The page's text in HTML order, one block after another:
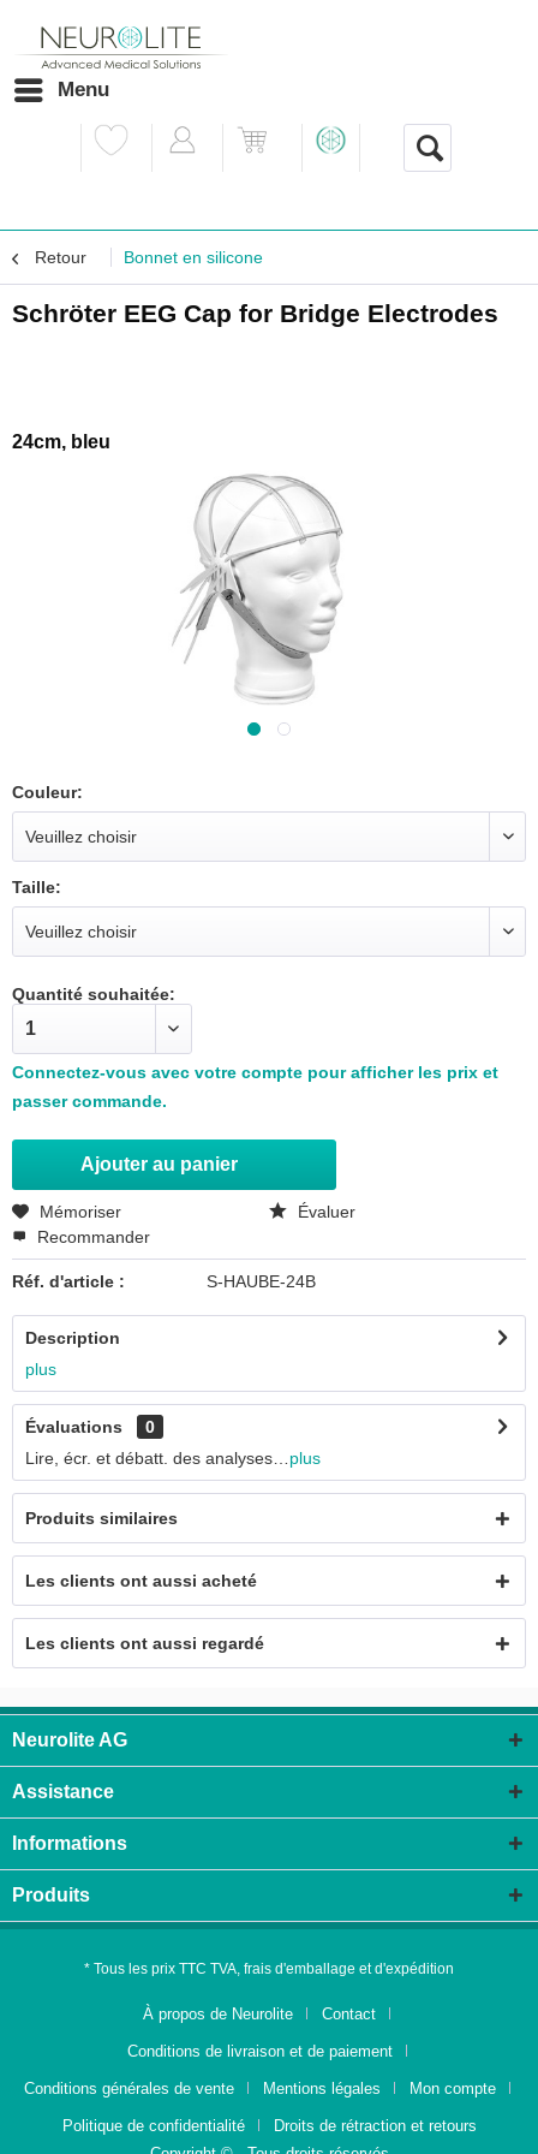
Menu
Retour Bonnet en silicone
Schröter EEG Cap for Bridge Electrodes
24cm, bleu
Couleur:
Taille:
Quantité souhaitée:
Connectez-vous avec votre compte pour afficher les prix et
passer commande.
Ajouter au panier
Mémoriser
Évaluer
Recommander
Réf. d'article : S-HAUBE-24B
Description
plus
Évaluations
0
Lire, écr. et débatt. des analyses… plus
Produits similaires
Les clients ont aussi acheté
Les clients ont aussi regardé
Neurolite AG
Assistance
Informations
Produits
* Tous les prix TTC TVA, frais d'emballage et d'expédition
À propos de Neurolite Contact
Conditions de livraison et de paiement
Conditions générales de vente Mentions légales Mon compte
Politique de confidentialité
Droits de rétraction et retours